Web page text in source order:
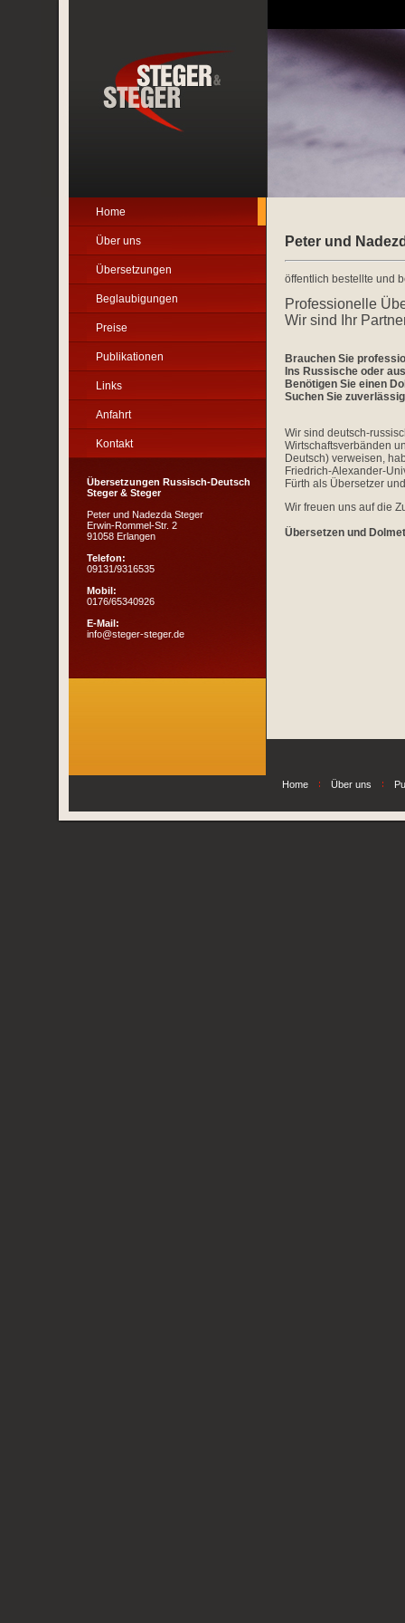
Home
Über uns
Übersetzungen
Beglaubigungen
Preise
Publikationen
Links
Anfahrt
Kontakt
Übersetzungen Russisch-Deutsch
Steger & Steger
Peter und Nadezda Steger
Erwin-Rommel-Str. 2
91058 Erlangen
Telefon:
09131/9316535
Mobil:
0176/65340926
E-Mail:
info@steger-steger.de
Peter und
öffentlich bestellte und
Professionelle
Wir sind Ihr
Brauchen Sie
Ins Russische oder
Benötigen Sie einen
Suchen Sie
Wir sind deutsch-
Wirtschaftsverbänden
Deutsch) verweisen,
Friedrich-Alexander-
Fürth als Übersetzer
Wir freuen uns auf die
Übersetzen und
Home Über uns